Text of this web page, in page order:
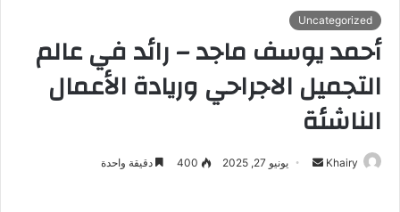
Uncategorized
أحمد يوسف ماجد – رائد في عالم
التجميل الاجراحي وريادة الأعمال
الناشئة
Khairy يونيو 27, 2025 400 دقيقة واحدة